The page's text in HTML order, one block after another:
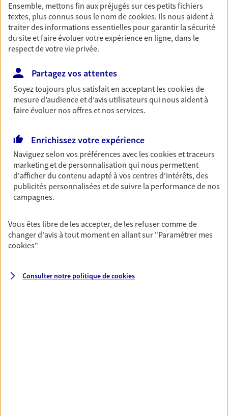
Garantie Accidents de la Vie
Bricoleuse, féru de jardinage, pâtissier en herbe
ou grande lectrice… personne n'est à l'abri d'un
accident du quotidien. Avec Ma Protection
Accident, protégez votre qualité de vie et vos
Découvrir l'offre Garantie Accidents de la Vie
OBTENIR UN TARIF EN LIGNE
Multirisque Entreprise
Gagnez en simplicité et en sérénité avec votre
assurance multirisque entreprise. Un contrat
unique pour protéger vos locaux, matériels pro,
équipements et stocks… sans oublier votre
responsabilité civile.
Découvrir l'offre Multirisque Entreprise
DEMANDER UN DEVIS
Ensemble, mettons fin aux préjugés sur ces petits fichiers
textes, plus connus sous le nom decookies. Ils nous aident à
traiter des informations essentielles pour garantir la sécurité
du site et faire évoluer votre expérience en ligne, dans le
respect de votre vie privée.
Partagez vos attentes
Soyez toujours plus satisfait en acceptant lescookiesde
mesure d’audience et d’avis utilisateurs qui nous aident à
faire évoluer nos offres et nos services.
Enrichissez votre expérience
Naviguez selon vos préférences avec lescookies et traceurs
marketing et de personnalisation qui nous permettent
d'afficher du contenu adapté à vos centres d'intérêts, des
publicités personnalisées et de suivre la performance de nos
campagnes.
Vous êtes libre de les accepter, de les refuser comme de
changer d'avis à tout moment en allant sur "Paramétrer mes
cookies"
Consulter notre politique decookies